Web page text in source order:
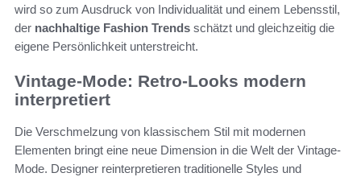
wird so zum Ausdruck von Individualität und einem Lebensstil,
der nachhaltige Fashion Trends schätzt und gleichzeitig die
eigene Persönlichkeit unterstreicht.
Vintage-Mode: Retro-Looks modern
interpretiert
Die Verschmelzung von klassischem Stil mit modernen
Elementen bringt eine neue Dimension in die Welt der Vintage-
Mode. Designer reinterpretieren traditionelle Styles und